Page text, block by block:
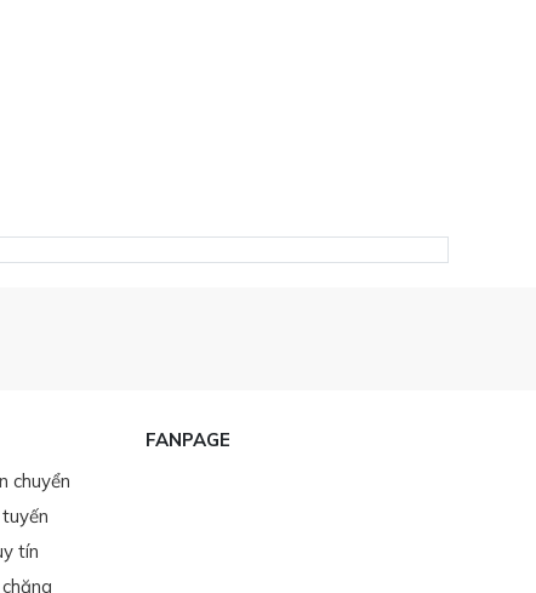
chuyển
tín
FANPAGE